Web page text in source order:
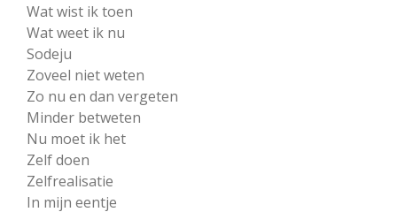
Wat wist ik toen
Wat weet ik nu
Sodeju
Zoveel niet weten
Zo nu en dan vergeten
Minder betweten
Nu moet ik het
Zelf doen
Zelfrealisatie
In mijn eentje